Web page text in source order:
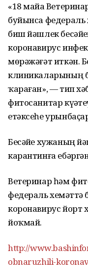
«18 майҙа
буйынса федераль
биш йәшлек
коронавирус
мөрәжәғәт иткән.
клиникаларының
ҡараған», — тип
фитосанитар
етәксеһе
Бесәйҙе хужаның
карантинға
Ветеринар һәм
федераль хеҙмәттә
коронавирус йорт
йоҡмай.
http://
obnaruzhili-